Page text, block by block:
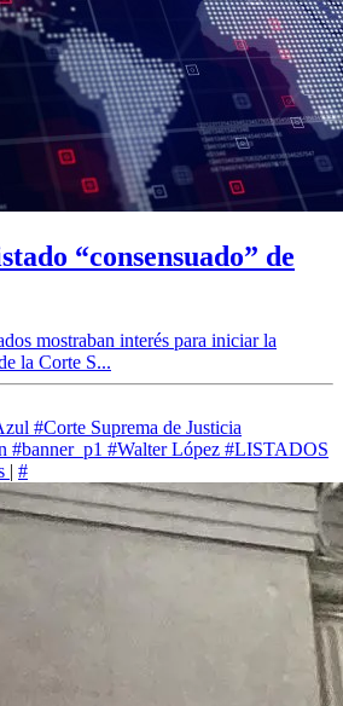
“consensuado” de
mostraban interés para iniciar la
la Corte S...
#Corte Suprema de Justicia
#banner_p1 #Walter López #LISTADOS
| #